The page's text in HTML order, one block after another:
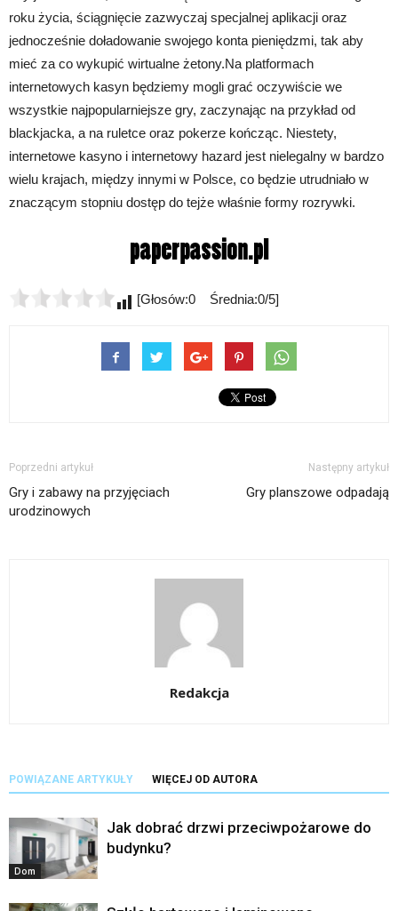
roku życia, ściągnięcie zazwyczaj specjalnej aplikacji oraz
jednocześnie doładowanie swojego konta pieniędzmi, tak aby
mieć za co wykupić wirtualne żetony.Na platformach
internetowych kasyn będziemy mogli grać oczywiście we
wszystkie najpopularniejsze gry, zaczynając na przykład od
blackjacka, a na ruletce oraz pokerze kończąc. Niestety,
internetowe kasyno i internetowy hazard jest nielegalny w bardzo
wielu krajach, między innymi w Polsce, co będzie utrudniało w
znaczącym stopniu dostęp do tejże właśnie formy rozrywki.
[Głosów:0 Średnia:0/5]
Poprzedni artykuł
Gry i zabawy na przyjęciach
urodzinowych
Następny artykuł
Gry planszowe odpadają
Redakcja
POWIĄZANE ARTYKUŁY WIĘCEJ OD AUTORA
Dom
Jak dobrać drzwi przeciwpożarowe do
budynku?